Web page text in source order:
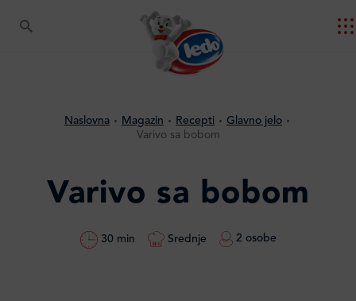
Naslovna Magazin Recepti
Glavno jelo
Varivo sa bobom
Varivo sa bobom
30 min Srednje 2 osobe